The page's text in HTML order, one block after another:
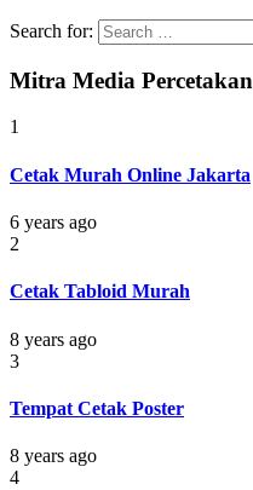
Search for:
Mitra Media Percetakan
1
Cetak Murah Online Jakarta
6 years ago
2
Cetak Tabloid Murah
8 years ago
3
Tempat Cetak Poster
8 years ago
4